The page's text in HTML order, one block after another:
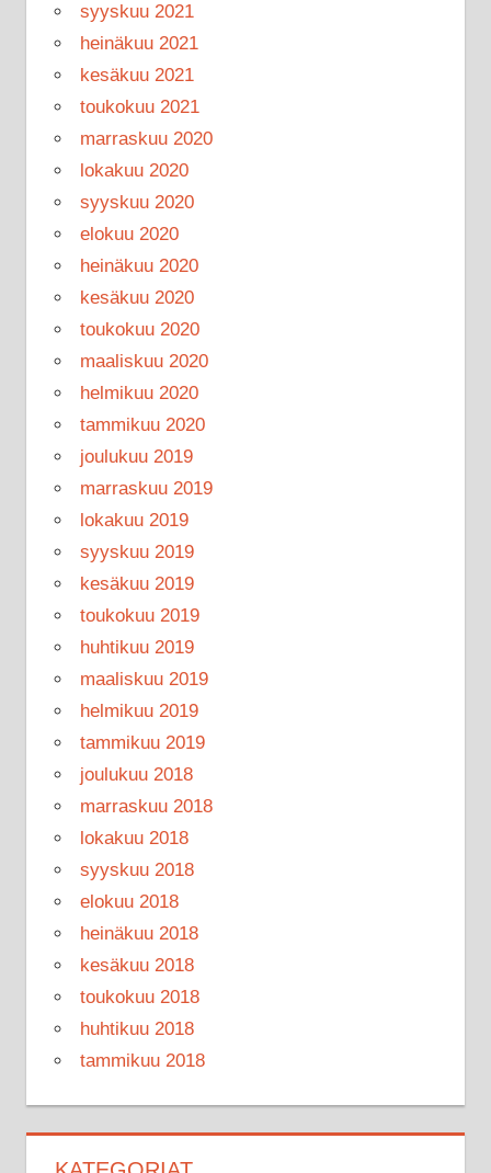
syyskuu 2021
heinäkuu 2021
kesäkuu 2021
toukokuu 2021
marraskuu 2020
lokakuu 2020
syyskuu 2020
elokuu 2020
heinäkuu 2020
kesäkuu 2020
toukokuu 2020
maaliskuu 2020
helmikuu 2020
tammikuu 2020
joulukuu 2019
marraskuu 2019
lokakuu 2019
syyskuu 2019
kesäkuu 2019
toukokuu 2019
huhtikuu 2019
maaliskuu 2019
helmikuu 2019
tammikuu 2019
joulukuu 2018
marraskuu 2018
lokakuu 2018
syyskuu 2018
elokuu 2018
heinäkuu 2018
kesäkuu 2018
toukokuu 2018
huhtikuu 2018
tammikuu 2018